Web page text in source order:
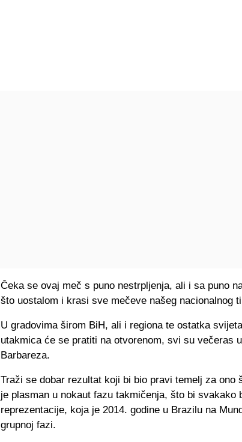
Čeka se ovaj meč s puno nestrpljenja, ali i sa puno
što uostalom i krasi sve mečeve našeg nacionalnog
U gradovima širom BiH, ali i regiona te ostatka
utakmica će se pratiti na otvorenom, svi su večeras
Barbareza.
Traži se dobar rezultat koji bi bio pravi temelj za ono
je plasman u nokaut fazu takmičenja, što bi svakako
reprezentacije, koja je 2014. godine u Brazilu na
grupnoj fazi.